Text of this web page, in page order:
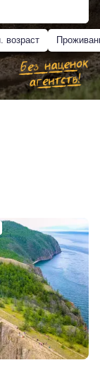
возраст